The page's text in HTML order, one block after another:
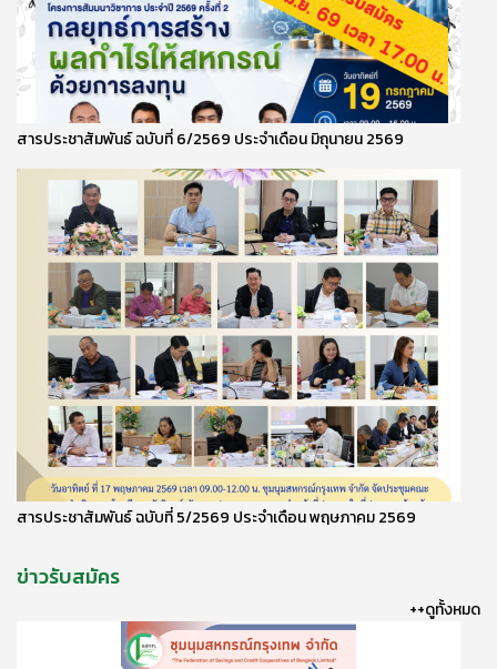
สารประชาสัมพันธ์ ฉบับที่ 6/2569 ประจำเดือน มิถุนายน 2569
สารประชาสัมพันธ์ ฉบับที่ 5/2569 ประจำเดือน พฤษภาคม 2569
ข่าวรับสมัคร
++ดูทั้งหมด